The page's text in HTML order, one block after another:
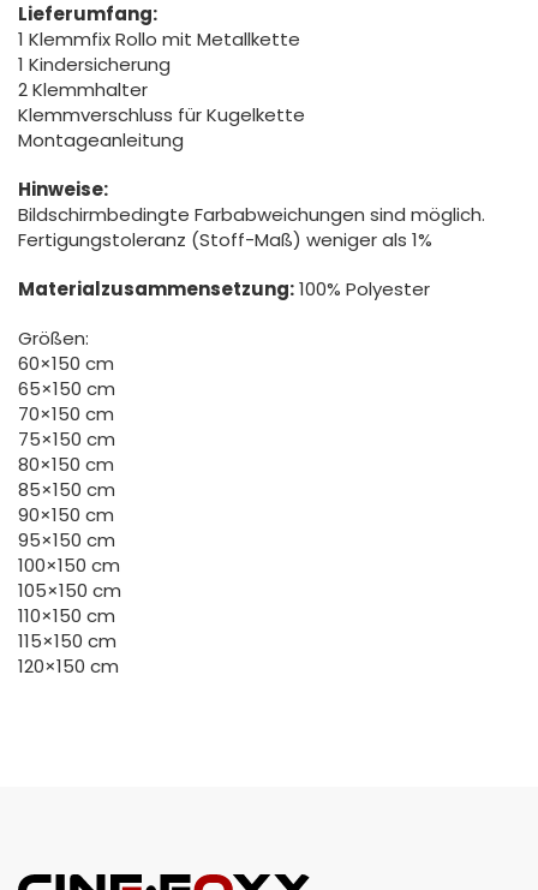
Lieferumfang:
1 Klemmfix Rollo mit Metallkette
1 Kindersicherung
2 Klemmhalter
Klemmverschluss für Kugelkette
Montageanleitung
Hinweise:
Bildschirmbedingte Farbabweichungen sind möglich.
Fertigungstoleranz (Stoff-Maß) weniger als 1%
Materialzusammensetzung:100% Polyester
Größen:
60×150 cm
65×150 cm
70×150 cm
75×150 cm
80×150 cm
85×150 cm
90×150 cm
95×150 cm
100×150 cm
105×150 cm
110×150 cm
115×150 cm
120×150 cm